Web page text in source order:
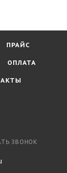
ПРАЙС
ОПЛАТА
ЗВОНОК